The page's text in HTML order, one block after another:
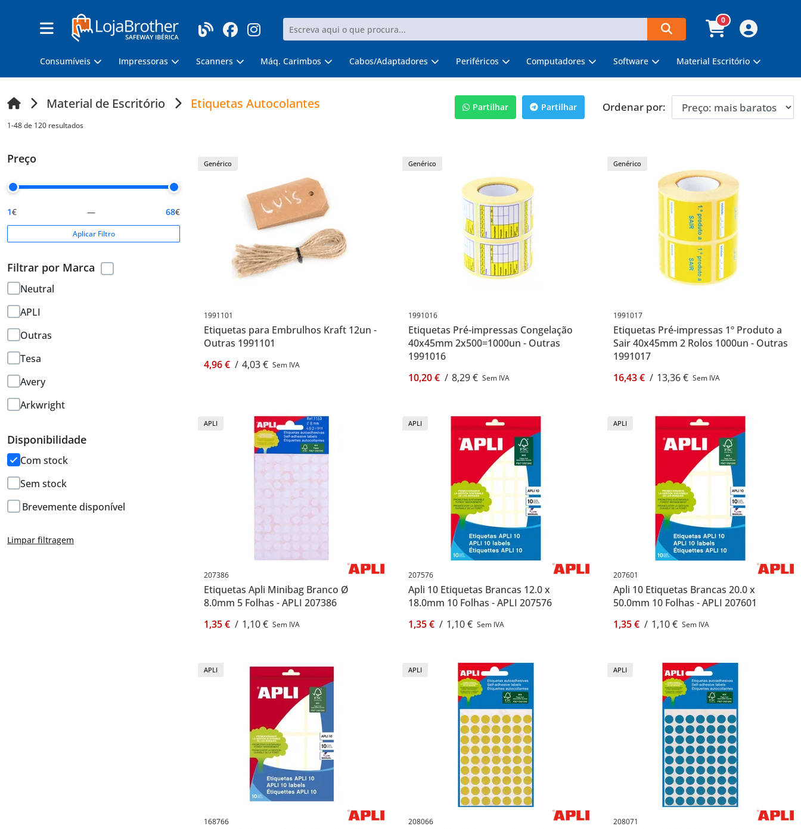
0
Consumíveis Impressoras Scanners Máq. Carimbos Cabos/Adaptadores Periféricos Computadores Software Material Escritório
Material de Escritório Etiquetas Autocolantes
1-48 de 120 resultados
Partilhar Partilhar Ordenar por:
Preço
1€ — 68€
Aplicar Filtro
Filtrar por Marca
Neutral
APLI
Outras
Tesa
Avery
Arkwright
Disponibilidade
Com stock
Sem stock
Brevemente disponível
Limpar filtragem
Genérico
1991101
Etiquetas para Embrulhos Kraft 12un -
Outras 1991101
4,96 € / 4,03 € Sem IVA
Genérico
1991016
Etiquetas Pré-impressas Congelação
40x45mm 2x500=1000un - Outras
1991016
10,20 € / 8,29 € Sem IVA
Genérico
1991017
Etiquetas Pré-impressas 1º Produto a
Sair 40x45mm 2 Rolos 1000un - Outras
1991017
16,43 € / 13,36 € Sem IVA
APLI
207386
Etiquetas Apli Minibag Branco Ø
8.0mm 5 Folhas - APLI 207386
1,35 € / 1,10 € Sem IVA
APLI
207576
Apli 10 Etiquetas Brancas 12.0 x
18.0mm 10 Folhas - APLI 207576
1,35 € / 1,10 € Sem IVA
APLI
207601
Apli 10 Etiquetas Brancas 20.0 x
50.0mm 10 Folhas - APLI 207601
1,35 € / 1,10 € Sem IVA
APLI
168766
APLI
208066
APLI
208071